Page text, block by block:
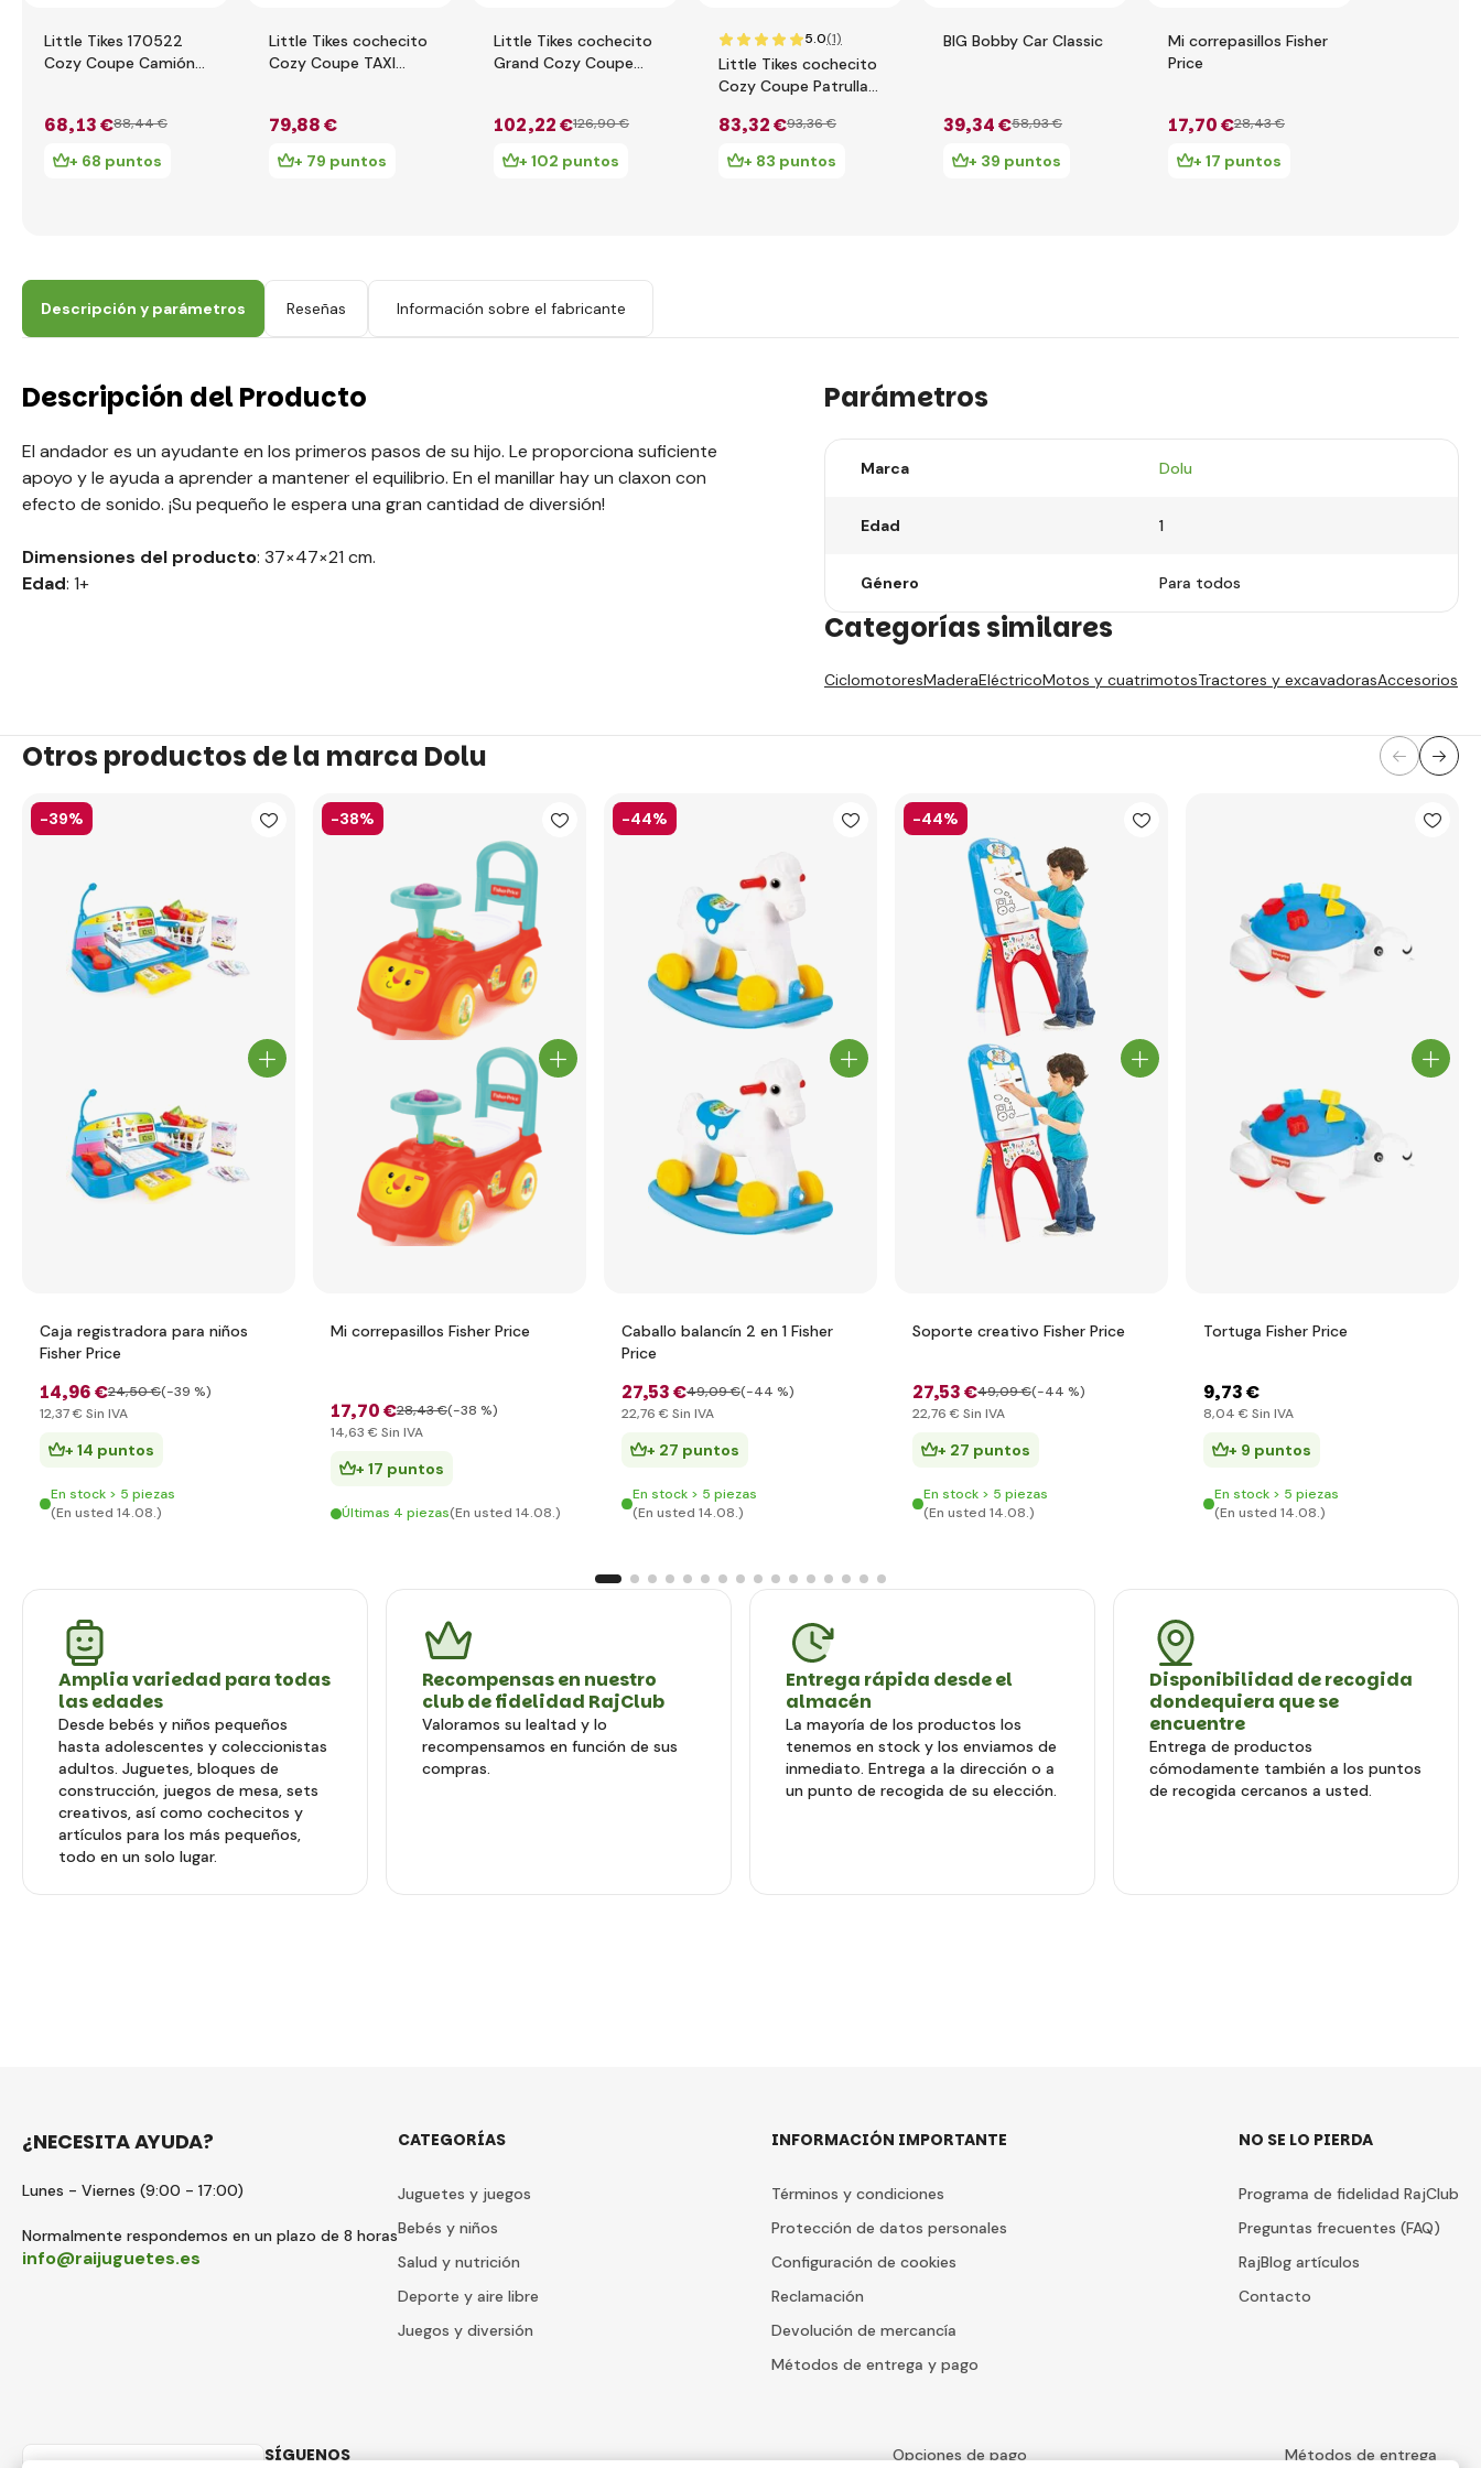
Little Tikes 170522
Cozy Coupe Camión
68,13 €88,44 €
+ 68 puntos
Little Tikes cochecito
Cozy Coupe TAXI
79,88 €
+ 79 puntos
Little Tikes cochecito
Grand Cozy Coupe
102,22 €126,90 €
+ 102 puntos
5.0(1)
Little Tikes cochecito
Cozy Coupe Patrulla
83,32 €93,36 €
+ 83 puntos
BIG Bobby Car Classic
39,34 €58,93 €
+ 39 puntos
Mi correpasillos Fisher
Price
17,70 €28,43 €
+ 17 puntos
Descripción y parámetros Reseñas Información sobre el fabricante
Descripción del Producto
El andador es un ayudante en los primeros pasos de su hijo. Le proporciona suficiente
apoyo y le ayuda a aprender a mantener el equilibrio. En el manillar hay un claxon con
efecto de sonido. ¡Su pequeño le espera una gran cantidad de diversión!
Dimensiones del producto: 37×47×21 cm.
Edad: 1+
Parámetros
Marca Dolu
Edad 1
Género Para todos
Categorías similares
CiclomotoresMaderaEléctricoMotos y cuatrimotosTractores y excavadorasAccesorios
Otros productos de la marca Dolu
-39%
Caja registradora para niños
Fisher Price
14,96 €24,50 €(-39 %)
12,37 € Sin IVA
+ 14 puntos
En stock > 5 piezas
(En usted 14.08.)
-38%
Mi correpasillos Fisher Price
17,70 €28,43 €(-38 %)
14,63 € Sin IVA
+ 17 puntos
Últimas 4 piezas(En usted 14.08.)
-44%
Caballo balancín 2 en 1 Fisher
Price
27,53 €49,09 €(-44 %)
22,76 € Sin IVA
+ 27 puntos
En stock > 5 piezas
(En usted 14.08.)
-44%
Soporte creativo Fisher Price
27,53 €49,09 €(-44 %)
22,76 € Sin IVA
+ 27 puntos
En stock > 5 piezas
(En usted 14.08.)
Tortuga Fisher Price
9,73 €
8,04 € Sin IVA
+ 9 puntos
En stock > 5 piezas
(En usted 14.08.)
Amplia variedad para todas
las edades
Desde bebés y niños pequeños
hasta adolescentes y coleccionistas
adultos. Juguetes, bloques de
construcción, juegos de mesa, sets
creativos, así como cochecitos y
artículos para los más pequeños,
todo en un solo lugar.
Recompensas en nuestro
club de fidelidad RajClub
Valoramos su lealtad y lo
recompensamos en función de sus
compras.
Entrega rápida desde el
almacén
La mayoría de los productos los
tenemos en stock y los enviamos de
inmediato. Entrega a la dirección o a
un punto de recogida de su elección.
Disponibilidad de recogida
dondequiera que se
encuentre
Entrega de productos
cómodamente también a los puntos
de recogida cercanos a usted.
¿NECESITA AYUDA?
Lunes - Viernes (9:00 - 17:00)
Normalmente respondemos en un plazo de 8 horas
info@raijuguetes.es
CATEGORÍAS
Juguetes y juegos
Bebés y niños
Salud y nutrición
Deporte y aire libre
Juegos y diversión
INFORMACIÓN IMPORTANTE
Términos y condiciones
Protección de datos personales
Configuración de cookies
Reclamación
Devolución de mercancía
Métodos de entrega y pago
NO SE LO PIERDA
Programa de fidelidad RajClub
Preguntas frecuentes (FAQ)
RajBlog artículos
Contacto
SÍGUENOS Opciones de pago Métodos de entrega